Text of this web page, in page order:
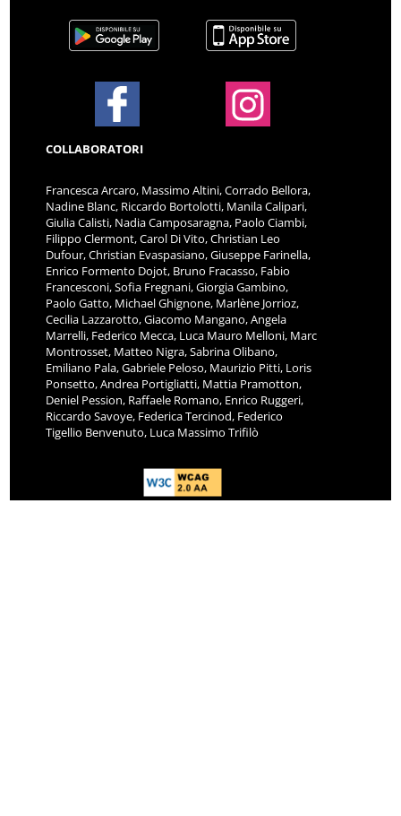
COLLABORATORI
Francesca Arcaro, Massimo Altini, Corrado Bellora,
Nadine Blanc, Riccardo Bortolotti, Manila Calipari,
Giulia Calisti, Nadia Camposaragna, Paolo Ciambi,
Filippo Clermont, Carol Di Vito, Christian Leo
Dufour, Christian Evaspasiano, Giuseppe Farinella,
Enrico Formento Dojot, Bruno Fracasso, Fabio
Francesconi, Sofia Fregnani, Giorgia Gambino,
Paolo Gatto, Michael Ghignone, Marlène Jorrioz,
Cecilia Lazzarotto, Giacomo Mangano, Angela
Marrelli, Federico Mecca, Luca Mauro Melloni, Marc
Montrosset, Matteo Nigra, Sabrina Olibano,
Emiliano Pala, Gabriele Peloso, Maurizio Pitti, Loris
Ponsetto, Andrea Portigliatti, Mattia Pramotton,
Deniel Pession, Raffaele Romano, Enrico Ruggeri,
Riccardo Savoye, Federica Tercinod, Federico
Tigellio Benvenuto, Luca Massimo Trifilò